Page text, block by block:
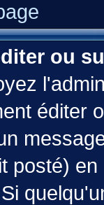
ou
éditer
posté)